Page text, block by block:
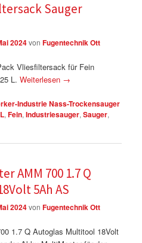
Sauger
2024vonFugentechnik Ott
Vliesfiltersack für Fein
L.Weiterlesen →
Industrie Nass-Trockensauger
,Fein,Industriesauger,Sauger,
AMM 700 1.7 Q
5Ah AS
2024vonFugentechnik Ott
1.7 Q Autoglas Multitool 18Volt